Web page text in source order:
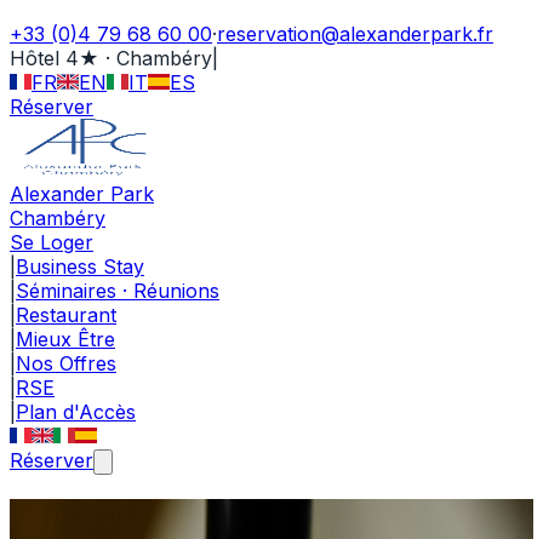
+33 (0)4 79 68 60 00·reservation@alexanderpark.fr
Hôtel 4★ · Chambéry
FR
EN IT
ES
Réserver
Alexander Park
Chambéry
Se Loger
Business Stay
Séminaires · Réunions
Restaurant
Mieux Être
Nos Offres
RSE
Plan d'Accès
Réserver